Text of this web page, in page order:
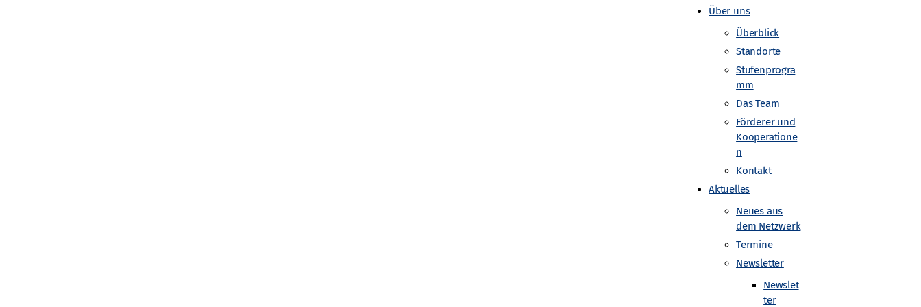
Über uns
Überblick
Standorte
Stufenprogra
mm
Das Team
Förderer und
Kooperatione
n
Kontakt
Aktuelles
Neues aus
dem Netzwerk
Termine
Newsletter
Newslet
ter
Der Workshop Teilchenphysik findet am Schuldorf Bergstrasse in Seeheim-Jugenheim im Rahmen des MINT-AG
Zentrum (Stadt Darmstadt, Landkreis Darmstadt-Dieburg) statt. Er steht interessierten Schülern während des